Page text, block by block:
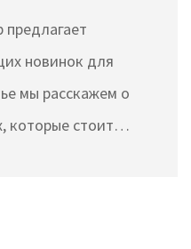
новинок для
мы расскажем о
которые стоит